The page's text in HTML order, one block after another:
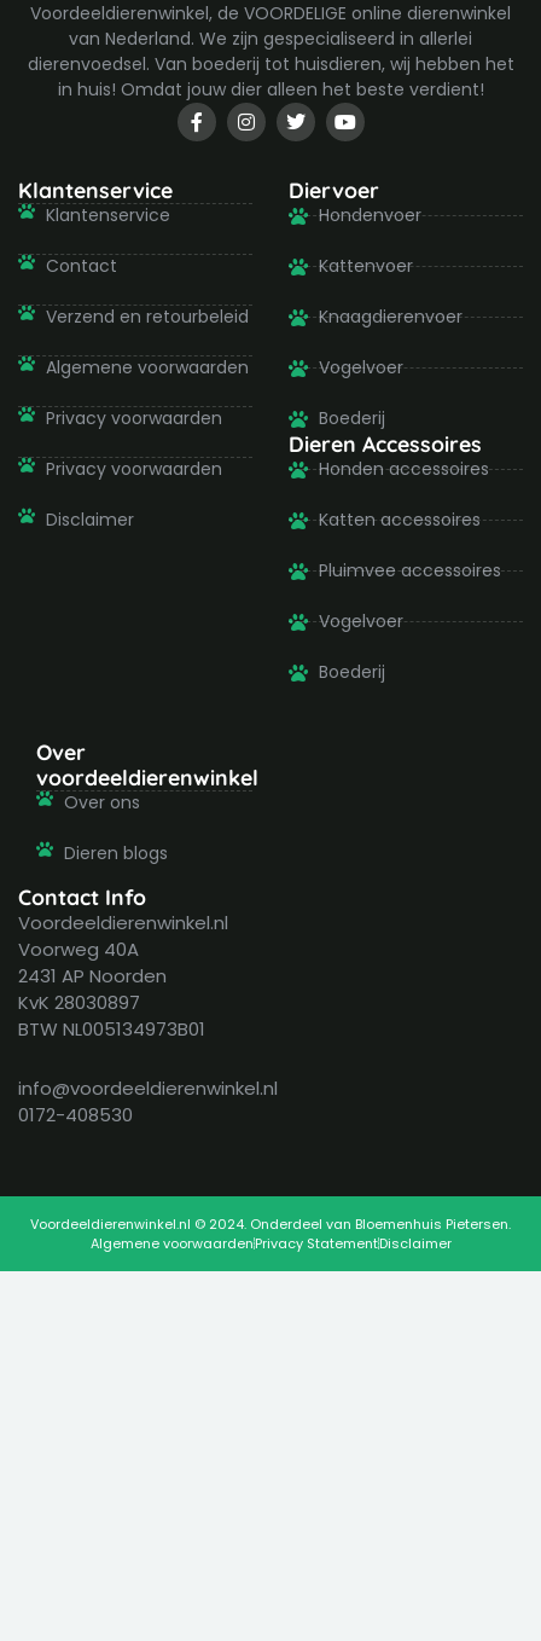
Voordeeldierenwinkel, de VOORDELIGE online dierenwinkel
van Nederland. We zijn gespecialiseerd in allerlei
dierenvoedsel. Van boederij tot huisdieren, wij hebben het
in huis! Omdat jouw dier alleen het beste verdient!
F
a
c
o
I
n
s
g
T
w
i
t
e
r
Y
o
u
u
b
e
Klantenservice
Klantenservice
Contact
Verzend en retourbeleid
Algemene voorwaarden
Privacy voorwaarden
Privacy voorwaarden
Disclaimer
Diervoer
Hondenvoer
Kattenvoer
Knaagdierenvoer
Vogelvoer
Boederij
Dieren Accessoires
Honden accessoires
Katten accessoires
Pluimvee accessoires
Vogelvoer
Boederij
Over
voordeeldierenwinkel
Over ons
Dieren blogs
Contact Info
Voordeeldierenwinkel.nl
Voorweg 40A
2431 AP Noorden
KvK 28030897
BTW NL005134973B01
info@voordeeldierenwinkel.nl
0172-408530
Voordeeldierenwinkel.nl © 2024. Onderdeel van Bloemenhuis Pietersen.
Algemene voorwaardenPrivacy StatementDisclaimer